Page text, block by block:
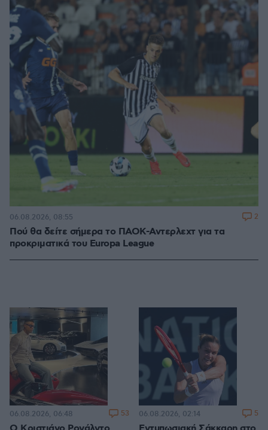
Πού θα δείτε σήμερα το ΠΑΟΚ-Αντερλεχτ για τα
προκριματικά του Europa League
06.08.2026, 08:55 2
06.08.2026, 06:48 53 06.08.2026, 02:14 5